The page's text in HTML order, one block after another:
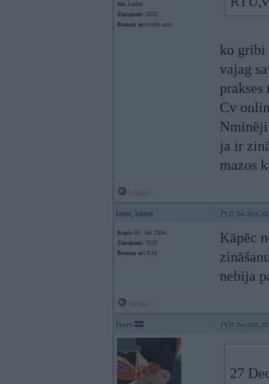
No: Ludza
Ziņojumi: 3323
Braucu ar: svešu auto
ko gribi
vajag
Cv
Nminēji
ja ir
mazos
bum_bumz 27. Dec 2016,
Kopš: 05. Jan 2006
Ziņojumi: 7629
Braucu ar: E34
Kāpēc
nebija
ixers 27. Dec 2016,
27